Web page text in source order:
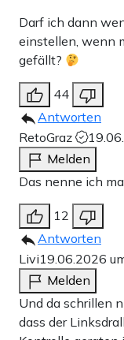
Darf ich dann
einstellen, wenn
gefällt?
44
Antworten
RetoGraz
Melden
Das nenne ich
12
Antworten
Livi19.06.2026
Melden
Und da schrillen
dass der